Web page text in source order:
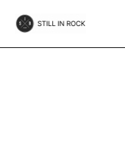
the